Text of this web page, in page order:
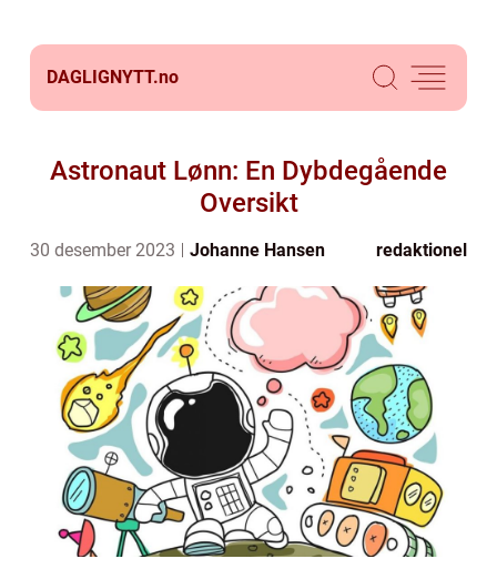
DAGLIGNYTT.no
Astronaut Lønn: En Dybdegående
Oversikt
30 desember 2023 Johanne Hansen redaktionel